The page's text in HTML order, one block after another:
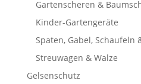
Gartenscheren &
Kinder-Gartengeräte
Spaten, Gabel, Schaufeln
Streuwagen & Walze
Gelsenschutz